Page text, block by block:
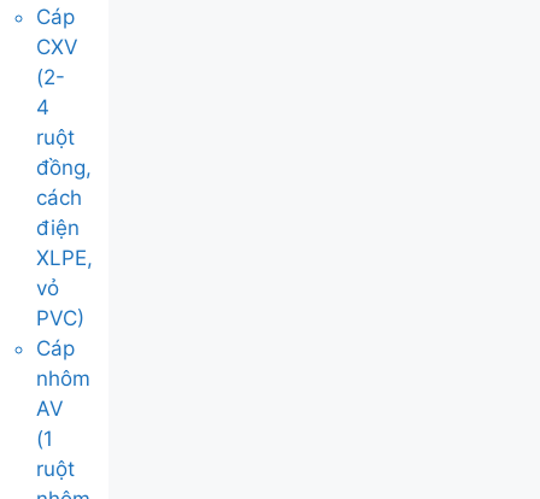
Cáp
CXV
(2-
4
ruột
đồng,
cách
điện
XLPE,
vỏ
PVC)
Cáp
nhôm
AV
(1
ruột